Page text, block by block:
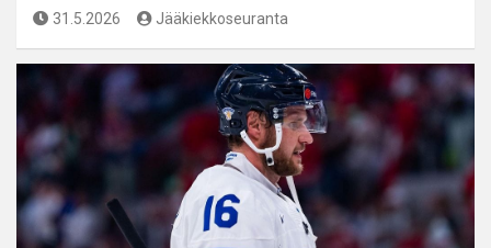
31.5.2026 Jääkiekkoseuranta